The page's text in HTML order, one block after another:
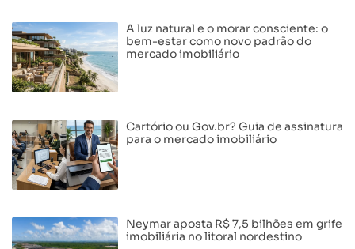
A luz natural e o morar consciente: o
bem-estar como novo padrão do
mercado imobiliário
Cartório ou Gov.br? Guia de assinatura
para o mercado imobiliário
Neymar aposta R$ 7,5 bilhões em grife
imobiliária no litoral nordestino